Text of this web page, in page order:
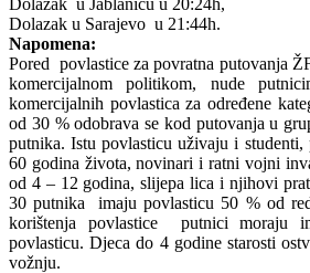
Dolazak u Sarajevo u 21:44h.
Napomena:
Pored povlastice za povratna putovanja
komercijalnom politikom, nude
komercijalnih povlastica za određene
od 30 % odobrava se kod putovanja u
putnika. Istu povlasticu uživaju i studenti,
60 godina života, novinari i ratni vojni
od 4 – 12 godina, slijepa lica i njihovi
30 putnika imaju povlasticu 50 % od
korištenja povlastice putnici moraju
povlasticu. Djeca do 4 godine starosti
vožnju.